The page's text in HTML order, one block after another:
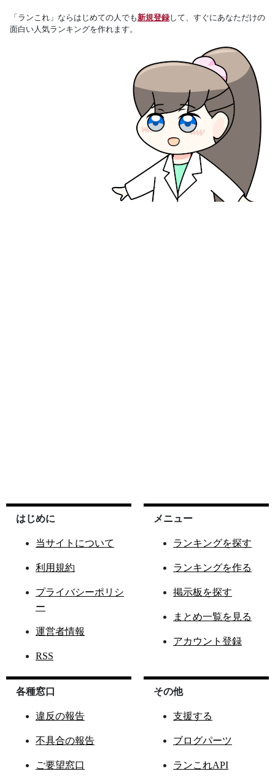
「ランこれ」ならはじめての人でも新規登録して、すぐにあなただけの
面白い人気ランキングを作れます。
はじめに
当サイトについて
利用規約
プライバシーポリシ
ー
運営者情報
RSS
メニュー
ランキングを探す
ランキングを作る
掲示板を探す
まとめ一覧を見る
アカウント登録
各種窓口
違反の報告
不具合の報告
ご要望窓口
その他
支援する
ブログパーツ
ランこれAPI